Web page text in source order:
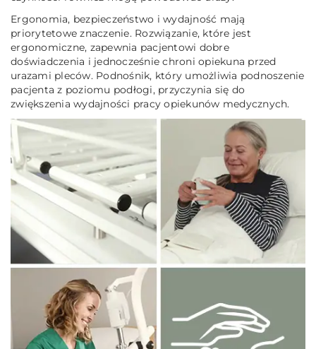
Ergonomia, bezpieczeństwo i wydajność mają
priorytetowe znaczenie. Rozwiązanie, które jest
ergonomiczne, zapewnia pacjentowi dobre
doświadczenia i jednocześnie chroni opiekuna przed
urazami pleców. Podnośnik, który umożliwia podnoszenie
pacjenta z poziomu podłogi, przyczynia się do
zwiększenia wydajności pracy opiekunów medycznych.